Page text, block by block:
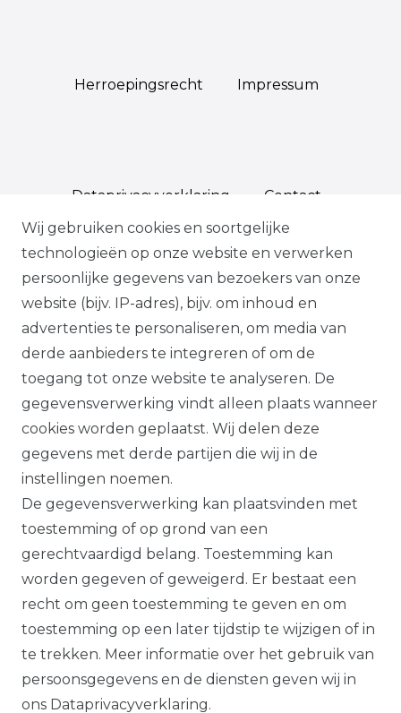
Herroepings­recht Impressum
Data­privacy­verklaring Contact
*Op geselecteerde producten, indien
bevestigd, volgens onze
garantievoorwaarden.
Alle prijzen plus btw. Onze aanbiedingen
zijn alleen geldig voor handelaars en
overheden.
Alle op deze website getoonde producten
en productinformatie dienen uitsluitend
ter algemene informatie. Er kunnen
verschillen zijn tussen de op de website
getoonde producten en de daadwerkelijk
geleverde modellen.
De op de website getoonde illustraties,
specificaties en beschrijvingen kunnen
Wij gebruiken cookies en soortgelijke
technologieën op onze website en verwerken
persoonlijke gegevens van bezoekers van onze
website (bijv. IP-adres), bijv. om inhoud en
advertenties te personaliseren, om media van
derde aanbieders te integreren of om de
toegang tot onze website te analyseren. De
gegevensverwerking vindt alleen plaats wanneer
cookies worden geplaatst. Wij delen deze
gegevens met derde partijen die wij in de
instellingen noemen.
De gegevensverwerking kan plaatsvinden met
toestemming of op grond van een
gerechtvaardigd belang. Toestemming kan
worden gegeven of geweigerd. Er bestaat een
recht om geen toestemming te geven en om
toestemming op een later tijdstip te wijzigen of in
te trekken. Meer informatie over het gebruik van
persoonsgegevens en de diensten geven wij in
ons Data­privacy­verklaring.